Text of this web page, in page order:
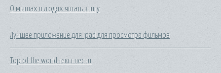
О мышах и людях читать книгу
Лучшее приложение для ipad для просмотра фильмов
Top of the world текст песни